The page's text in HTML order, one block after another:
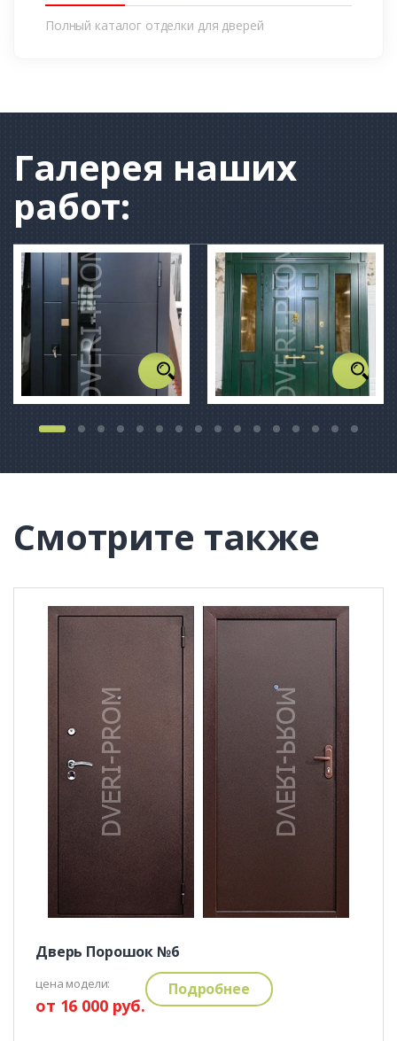
Полный каталог отделки для дверей
Галерея наших
работ:
Смотрите также
Дверь Порошок №6
цена модели:
от 16 000 руб.
Подробнее